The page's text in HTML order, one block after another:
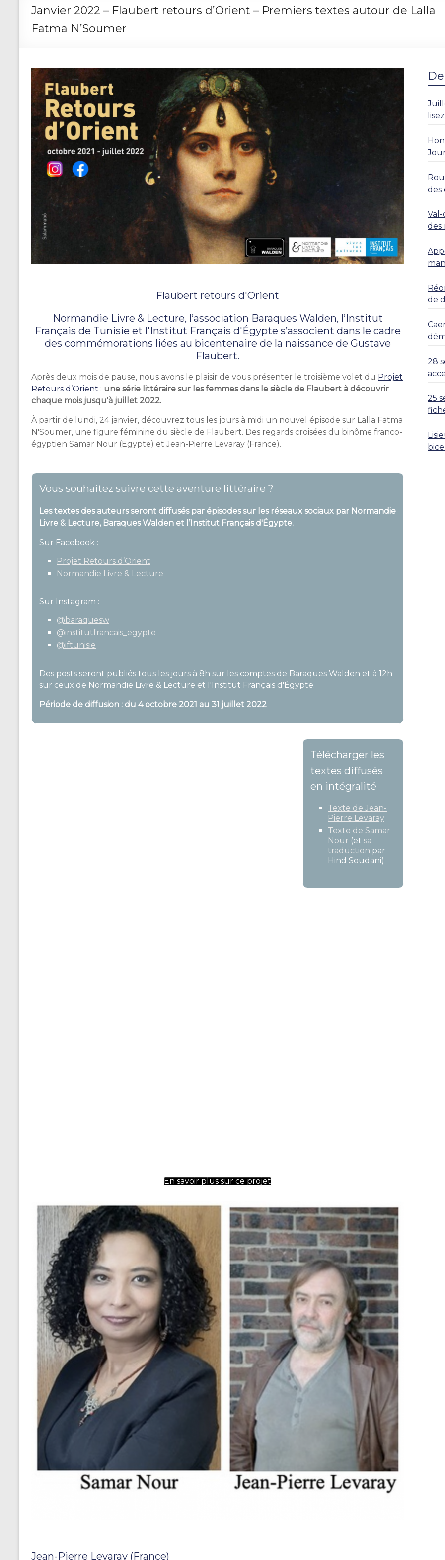
Janvier 2022 – Flaubert retours d’Orient – Premiers textes autour de Lalla
Fatma N’Soumer
Flaubert retours d'Orient
Normandie Livre & Lecture, l’association Baraques Walden, l’Institut
Français de Tunisie et l'Institut Français d'Égypte s’associent dans le cadre
des commémorations liées au bicentenaire de la naissance de Gustave
Flaubert.
Après deux mois de pause, nous avons le plaisir de vous présenter le troisième volet du Projet
Retours d’Orient : une série littéraire sur les femmes dans le siècle de Flaubert à découvrir
chaque mois jusqu'à juillet 2022.
À partir de lundi, 24 janvier, découvrez tous les jours à midi un nouvel épisode sur Lalla Fatma
N'Soumer, une figure féminine du siècle de Flaubert. Des regards croisées du binôme franco-
égyptien Samar Nour (Egypte) et Jean-Pierre Levaray (France).
Vous souhaitez suivre cette aventure littéraire ?
Les textes des auteurs seront diffusés par épisodes sur les réseaux sociaux par Normandie
Livre & Lecture, Baraques Walden et l’Institut Français d'Égypte.
Sur Facebook :
Projet Retours d’Orient
Normandie Livre & Lecture
Sur Instagram :
@baraquesw
@institutfrancais_egypte
@iftunisie
Des posts seront publiés tous les jours à 8h sur les comptes de Baraques Walden et à 12h
sur ceux de Normandie Livre & Lecture et l'Institut Français d'Égypte.
Période de diffusion : du 4 octobre 2021 au 31 juillet 2022
Télécharger les
textes diffusés
en intégralité
Texte de Jean-
Pierre Levaray
Texte de Samar
Nour (et sa
traduction par
Hind Soudani)
En savoir plus sur ce projet
Jean-Pierre Levaray (France)
des
des
de
28
25